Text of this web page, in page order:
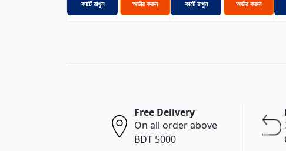
কার্টে রাখুন অর্ডার করুন কার্টে রাখুন অর্ডার করুন
Free Delivery
On all order above
BDT 5000